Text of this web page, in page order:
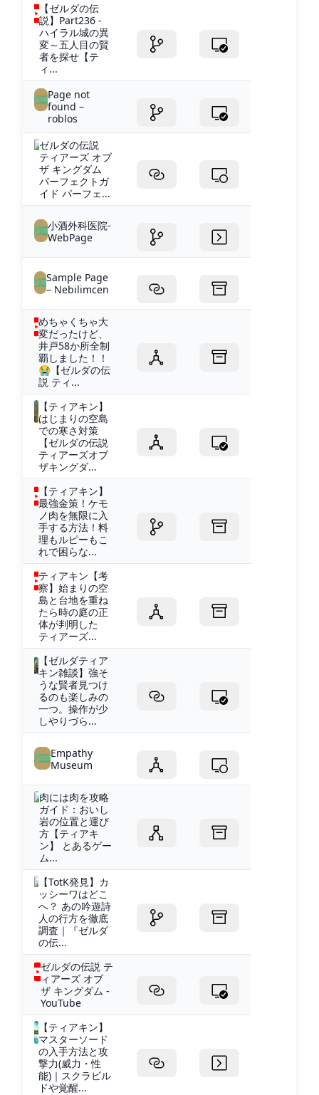
【ゼルダの伝
説】Part236 -
ハイラル城の異
変～五人目の賢
者を探せ【テ
ィ...
Page not
found –
roblos
ゼルダの伝説
ティアーズ オブ
ザ キングダム
パーフェクトガ
イド パーフェ...
小酒外科医院-
WebPage
Sample Page
– Nebilimcen
めちゃくちゃ大
変だったけど、
井戸58か所全制
覇しました！！
😭【ゼルダの伝
説 ティ...
【ティアキン】
はじまりの空島
での寒さ対策
【ゼルダの伝説
ティアーズオブ
ザキングダ...
【ティアキン】
最強金策！ケモ
ノ肉を無限に入
手する方法！料
理もルピーもこ
れで困らな...
ティアキン【考
察】始まりの空
島と台地を重ね
たら時の庭の正
体が判明した
ティアーズ...
【ゼルダティア
キン雑談】強そ
うな賢者見つけ
るのも楽しみの
一つ。操作が少
しやりづら...
Empathy
Museum
肉には肉を攻略
ガイド：おいし
岩の位置と運び
方【ティアキ
ン】 とあるゲー
ム...
【TotK発見】カ
ッシーワはどこ
へ？ あの吟遊詩
人の行方を徹底
調査｜『ゼルダ
の伝...
ゼルダの伝説 テ
ィアーズ オブ
ザ キングダム -
YouTube
【ティアキン】
マスターソード
の入手方法と攻
撃力(威力・性
能)｜スクラビル
ドや覚醒...